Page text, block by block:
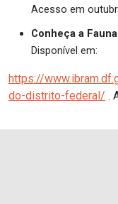
Acesso em
Conheça a
Disponível em:
https://
do-distrito-federal/ .